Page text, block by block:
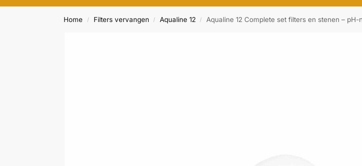
Home / Filters vervangen / Aqualine 12 / Aqualine 12 Complete set filters en stenen – pH-